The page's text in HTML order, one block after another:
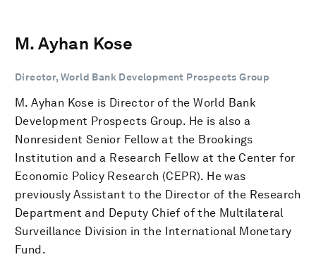
M. Ayhan Kose
Director, World Bank Development Prospects Group
M. Ayhan Kose is Director of the World Bank
Development Prospects Group. He is also a
Nonresident Senior Fellow at the Brookings
Institution and a Research Fellow at the Center for
Economic Policy Research (CEPR). He was
previously Assistant to the Director of the Research
Department and Deputy Chief of the Multilateral
Surveillance Division in the International Monetary
Fund.